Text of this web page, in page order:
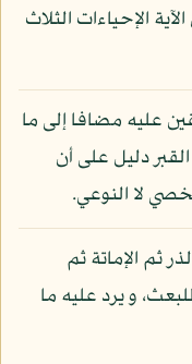
الإحياءات الثلاث
عليه مضافا إلى ما
القبر دليل على أن
لا النوعي.
ثم الإماتة ثم
للبعث، و يرد عليه ما